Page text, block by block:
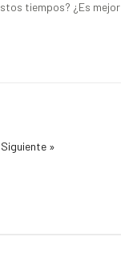
tiempos? ¿Es mejor
Siguiente »